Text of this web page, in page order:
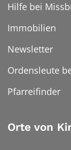
Hilfe bei
Immobilien
Newsletter
Ordensleute
Pfarreifinder
Orte von